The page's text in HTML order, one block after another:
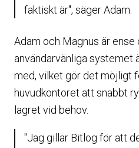
faktiskt är", säger Adam.
Adam och Magnus är ense
användarvänliga systemet
med, vilket gör det möjligt
huvudkontoret att snabbt
lagret vid behov.
"Jag gillar Bitlog för att